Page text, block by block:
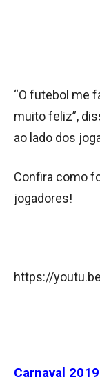
“O futebol me
muito feliz”,
ao lado dos
Confira como
jogadores!
https://
Carnaval